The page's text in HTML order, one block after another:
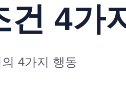
건 4가
4가지 행동